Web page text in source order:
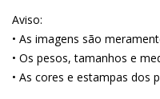
Aviso:
• As imagens são
• Os pesos, tamanhos e
• As cores e estampas dos